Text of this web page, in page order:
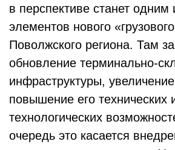
в перспективе станет одним
элементов нового
Поволжского региона. Там
обновление терминально-
инфраструктуры,
повышение его технических
технологических
очередь это касается